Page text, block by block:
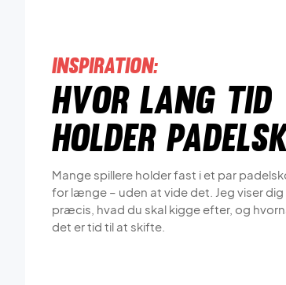
Inspiration:
Hvor lang tid
holder
Mange spillere holder fast i et par
for længe – uden at vide det. Jeg viser dig
præcis, hvad du skal kigge efter, og
det er tid til at skifte.